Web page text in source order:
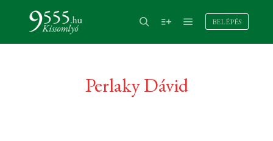
BELÉPÉS
Perlaky Dávid